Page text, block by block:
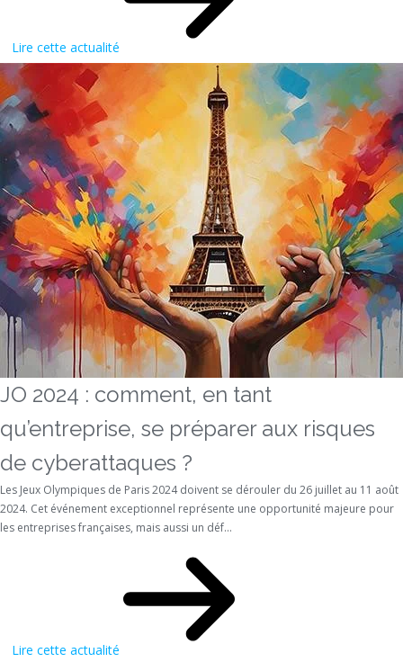
Lire cette actualité
JO 2024 : comment, en tant
qu’entreprise, se préparer aux risques
de cyberattaques ?
Les Jeux Olympiques de Paris 2024 doivent se dérouler du 26 juillet au 11 août
2024. Cet événement exceptionnel représente une opportunité majeure pour
les entreprises françaises, mais aussi un déf...
Lire cette actualité